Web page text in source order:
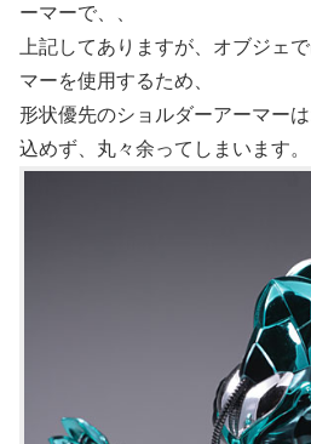
ーマーで、、
上記してありますが、オブジェ
マーを使用するため、
形状優先のショルダーアーマー
込めず、丸々余ってしまいます。